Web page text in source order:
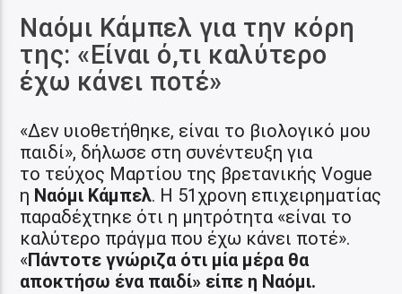
Ναόμι Κάμπελ για την κόρη
της: «Είναι ό,τι καλύτερο
έχω κάνει ποτέ»
«Δεν υιοθετήθηκε, είναι το βιολογικό μου
παιδί», δήλωσε στη συνέντευξη για
το τεύχος Μαρτίου της βρετανικής Vogue
η Ναόμι Κάμπελ. Η 51χρονη επιχειρηματίας
παραδέχτηκε ότι η μητρότητα «είναι το
καλύτερο πράγμα που έχω κάνει ποτέ».
«Πάντοτε γνώριζα ότι μία μέρα θα
αποκτήσω ένα παιδί» είπε η Ναόμι.